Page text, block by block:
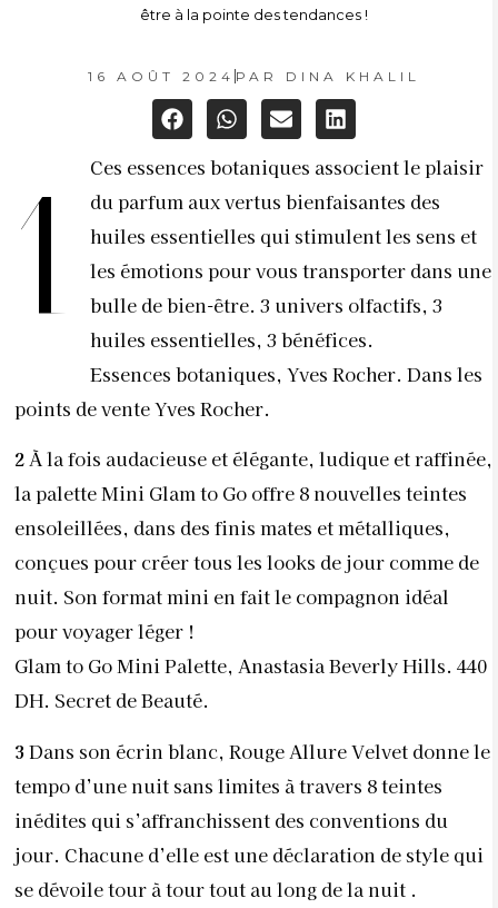
être à la pointe des tendances !
16 AOÛT 2024 PAR DINA KHALIL
1
Ces essences botaniques associent le plaisir
du parfum aux vertus bienfaisantes des
huiles essentielles qui stimulent les sens et
les émotions pour vous transporter dans une
bulle de bien-être. 3 univers olfactifs, 3
huiles essentielles, 3 bénéfices.
Essences botaniques, Yves Rocher. Dans les
points de vente Yves Rocher.
2À la fois audacieuse et élégante, ludique et raffinée,
la palette Mini Glam to Go offre 8 nouvelles teintes
ensoleillées, dans des finis mates et métalliques,
conçues pour créer tous les looks de jour comme de
nuit. Son format mini en fait le compagnon idéal
pour voyager léger !
Glam to Go Mini Palette, Anastasia Beverly Hills. 440
DH. Secret de Beauté.
3 Dans son écrin blanc, Rouge Allure Velvet donne le
tempo d’une nuit sans limites à travers 8 teintes
inédites qui s’affranchissent des conventions du
jour. Chacune d’elle est une déclaration de style qui
se dévoile tour à tour tout au long de la nuit .